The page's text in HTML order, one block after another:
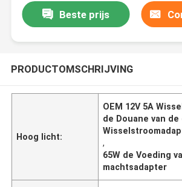
Beste prijs
PRODUCTOMSCHRIJVING
Hoog licht:
OEM 12V 5A
de Douane van de
,
65W de Voeding
machtsadapter